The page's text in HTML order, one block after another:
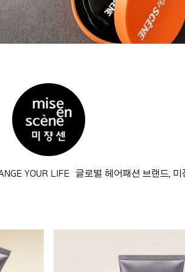
YOUR LIFE 글로벌 헤어패션 브랜드, 미